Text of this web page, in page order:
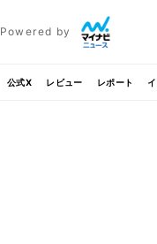
Powered by
公式X レビュー レポート